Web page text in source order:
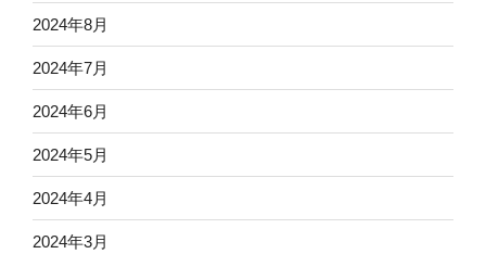
2024年8月
2024年7月
2024年6月
2024年5月
2024年4月
2024年3月